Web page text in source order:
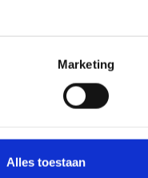
Marketing
Alles toestaan
en